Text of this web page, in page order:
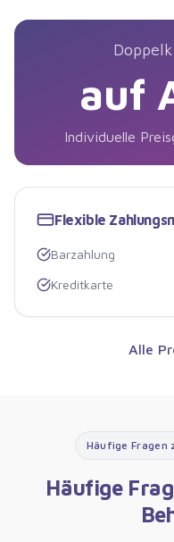
auf
Individuelle
Flexible
Barzahlung
Kreditkarte
Alle
Häufige Fragen
Häufige